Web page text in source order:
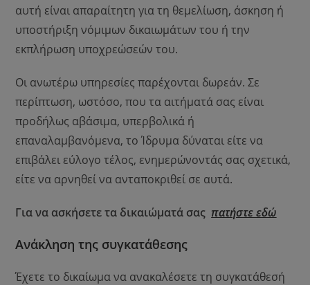
αυτή είναι απαραίτητη για τη θεμελίωση, άσκηση ή
υποστήριξη νόμιμων δικαιωμάτων του ή την
εκπλήρωση υποχρεώσεών του.
Οι ανωτέρω υπηρεσίες παρέχονται δωρεάν. Σε
περίπτωση, ωστόσο, που τα αιτήματά σας είναι
προδήλως αβάσιμα, υπερβολικά ή
επαναλαμβανόμενα, το Ίδρυμα δύναται είτε να
επιβάλει εύλογο τέλος, ενημερώνοντάς σας σχετικά,
είτε να αρνηθεί να ανταποκριθεί σε αυτά.
Για να ασκήσετε τα δικαιώματά σας πατήστε εδώ
Ανάκληση της συγκατάθεσης
Έχετε το δικαίωμα να ανακαλέσετε τη συγκατάθεσή